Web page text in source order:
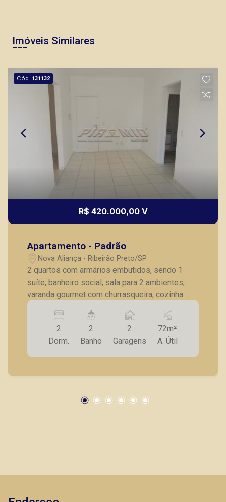
(16) 99137-0754
CORRETOR DE PLANTÃO
Lucelia Mariotti
CRECI 146320 - Venda
(16) 99222-2915
CORRETOR DE PLANTÃO
CRECI 234.175 - Venda
Imóveis Similares
Cód. 131132
R$ 420.000,00 V
Apartamento - Padrão
Nova Aliança - Ribeirão Preto/SP
2 quartos com armários embutidos, sendo 1
suíte, banheiro social, sala para 2 ambientes,
varanda gourmet com churrasqueira, cozinha
planejada, lavanderia, 2 vagas de garagem.
2
Dorm.
2
Banho
2
Garagens
72m²
A. Útil